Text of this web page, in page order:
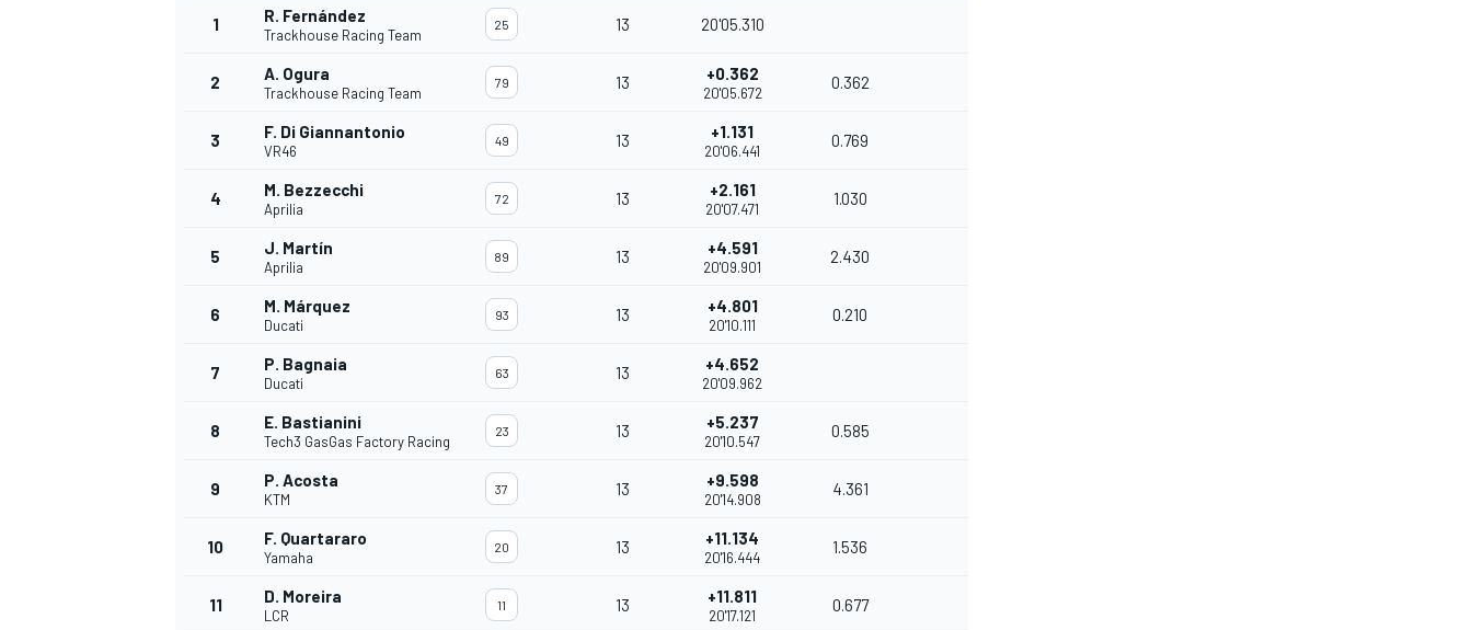
MÁS CATEGORÍAS
1 R. Fernández
Trackhouse Racing Team
25 13 20'05.310
2 A. Ogura
Trackhouse Racing Team
79 13 +0.362
20'05.672
0.362
3 F. Di Giannantonio
VR46
49 13 +1.131
20'06.441
0.769
4 M. Bezzecchi
Aprilia
72 13 +2.161
20'07.471
1.030
5 J. Martín
Aprilia
89 13 +4.591
20'09.901
2.430
6 M. Márquez
Ducati
93 13 +4.801
20'10.111
0.210
7 P. Bagnaia
Ducati
63 13 +4.652
20'09.962
8 E. Bastianini
Tech3 GasGas Factory Racing
23 13 +5.237
20'10.547
0.585
9 P. Acosta
KTM
37 13 +9.598
20'14.908
4.361
10 F. Quartararo
Yamaha
20 13 +11.134
20'16.444
1.536
11 D. Moreira
LCR
11 13 +11.811
20'17.121
0.677